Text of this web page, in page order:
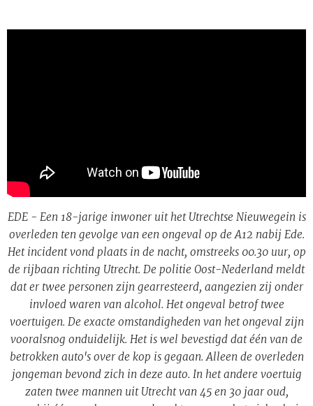
EDE - Een 18-jarige inwoner uit het Utrechtse Nieuwegein is
overleden ten gevolge van een ongeval op de A12 nabij Ede.
Het incident vond plaats in de nacht, omstreeks 00.30 uur, op
de rijbaan richting Utrecht. De politie Oost-Nederland meldt
dat er twee personen zijn gearresteerd, aangezien zij onder
invloed waren van alcohol. Het ongeval betrof twee
voertuigen. De exacte omstandigheden van het ongeval zijn
vooralsnog onduidelijk. Het is wel bevestigd dat één van de
betrokken auto's over de kop is gegaan. Alleen de overleden
jongeman bevond zich in deze auto. In het andere voertuig
zaten twee mannen uit Utrecht van 45 en 30 jaar oud,